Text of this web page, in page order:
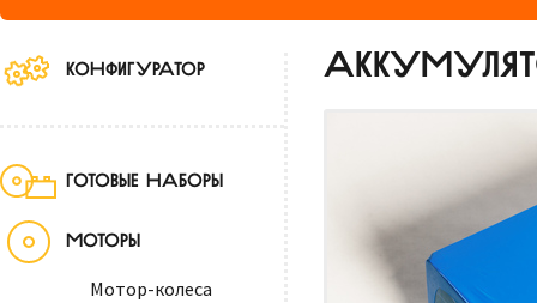
КОНФИГУРАТОР
ГОТОВЫЕ НАБОРЫ
МОТОРЫ
Мотор-колеса